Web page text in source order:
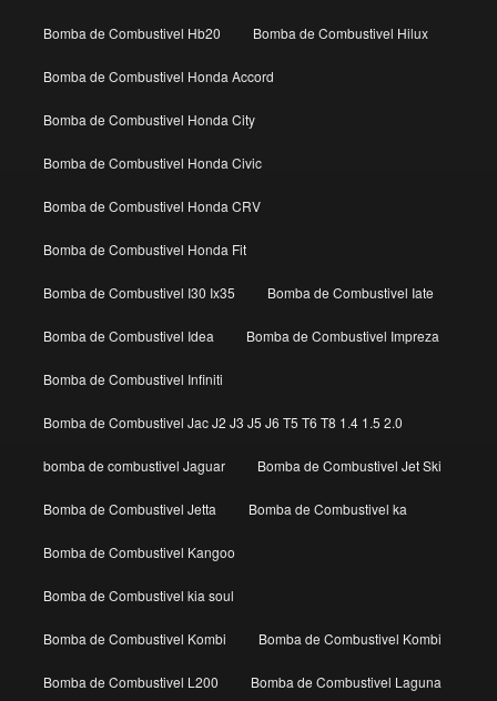
Bomba de Combustivel Hb20 Bomba de Combustivel Hilux
Bomba de Combustivel Honda Accord
Bomba de Combustivel Honda City
Bomba de Combustivel Honda Civic
Bomba de Combustivel Honda CRV
Bomba de Combustivel Honda Fit
Bomba de Combustivel I30 Ix35 Bomba de Combustivel Iate
Bomba de Combustivel Idea Bomba de Combustivel Impreza
Bomba de Combustivel Infiniti
Bomba de Combustivel Jac J2 J3 J5 J6 T5 T6 T8 1.4 1.5 2.0
bomba de combustivel Jaguar Bomba de Combustivel Jet Ski
Bomba de Combustivel Jetta Bomba de Combustivel ka
Bomba de Combustivel Kangoo
Bomba de Combustivel kia soul
Bomba de Combustivel Kombi Bomba de Combustivel Kombi
Bomba de Combustivel L200 Bomba de Combustivel Laguna